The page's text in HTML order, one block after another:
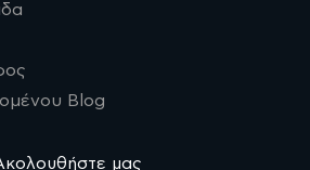
Blog
μας